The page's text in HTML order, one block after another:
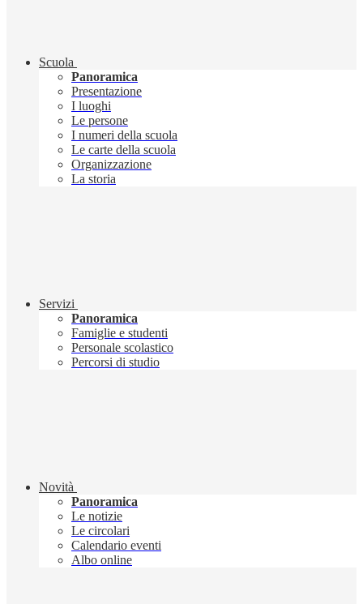
Scuola
Panoramica
Presentazione
I luoghi
Le persone
I numeri della scuola
Le carte della scuola
Organizzazione
La storia
Servizi
Panoramica
Famiglie e studenti
Personale scolastico
Percorsi di studio
Novità
Panoramica
Le notizie
Le circolari
Calendario eventi
Albo online